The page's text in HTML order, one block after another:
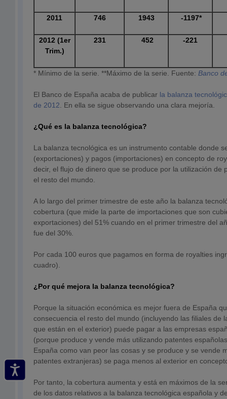
2011 746 1943 -1197*
2012 (1er
Trim.)
231 452 -221
* Mínimo de la serie. **Máximo de la serie. Fuente: Banco
El Banco de España acaba de publicar la balanza
de 2012 . En ella se sigue observando una clara mejoría.
¿Qué es la balanza tecnológica?
La balanza tecnológica es un instrumento contable donde
(exportaciones) y pagos (importaciones) en concepto de
decir, el flujo de dinero que se produce por la utilización de
el resto del mundo.
A lo largo del primer trimestre de este año la balanza
cobertura (que mide la parte de importaciones que son
exportaciones) del 51% cuando en el primer trimestre del
fue del 30%.
Por cada 100 euros que pagamos en forma de royalties
cuadro).
¿Por qué mejora la balanza tecnológica?
Porque la situación económica es mejor fuera de España
consecuencia el resto del mundo (incluyendo las filiales de
que están en el exterior) puede pagar a las empresas
(porque produce y vende más utilizando patentes
España como van peor las cosas y se produce y se vende
patentes extranjeras) se paga menos al exterior en
Por tanto, la cobertura aumenta y está en máximos de la
de los datos relativos a la balanza tecnológica española y